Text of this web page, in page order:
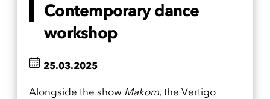
Contemporary dance
workshop
Alongside the show Makom, the Vertigo
25.03.2025